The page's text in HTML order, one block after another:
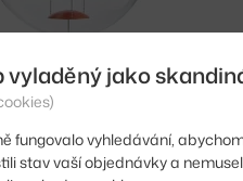
44 771 Kč
vyladěný jako
fungovalo vyhledávání,
stav vaší objednávky a